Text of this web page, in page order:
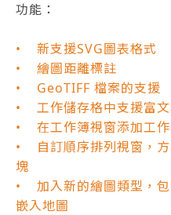
功能：
• 新支援SVG圖表格式
• 繪圖距離標註
• GeoTIFF 檔案的支援
• 工作儲存格中支援富
• 在工作簿視窗添加工
• 自訂順序排列視窗，
塊
• 加入新的繪圖類型，
嵌入地圖